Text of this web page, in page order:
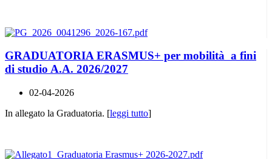
GRADUATORIA ERASMUS+ per mobilità a fini
di studio A.A. 2026/2027
02-04-2026
In allegato la Graduatoria. [leggi tutto]